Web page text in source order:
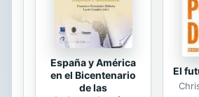
España y América
en el Bicentenario
de las
El